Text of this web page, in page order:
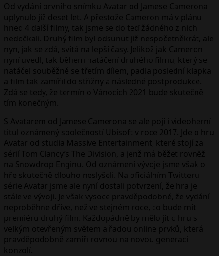
Od vydání prvního snímku Avatar od Jamese Camerona
uplynulo již deset let. A přestože Cameron má v plánu
hned 4 další filmy, tak jsme se do teď žádného z nich
nedočkali. Druhý film byl odsunut již nespočetněkrát, ale
nyn, jak se zdá, svítá na lepší časy. Jelikož jak Cameron
nyní uvedl, tak během natáčení druhého filmu, který se
natáčel souběžně se třetím dílem, padla poslední klapka
a film tak zamířil do střižny a následné postprodukce.
Zdá se tedy, že termín o Vánocích 2021 bude skutečně
tím konečným.
S Avatarem od Jamese Camerona se ale pojí i videoherní
titul oznámený společností Ubisoft v roce 2017. Jde o hru
Avatar od studia Massive Entertainment, které stojí za
sérií Tom Clancy’s The Division, a jenž má běžet rovněž
na Snowdrop Enginu. Od oznámení vývoje jsme však o
hře skutečně dlouho neslyšeli. Na oficiálním Twitteru
série Avatar jsme ale nyní dostali potvrzení, že hra je
stále ve vývoji. Je však vysoce pravděpodobné, že vydání
neproběhne dříve, než ve stejném roce, co bude mít
premiéru druhý film. Každopádně by mělo jít o hru s
velkým otevřeným světem a řadou online prvků, která
pravděpodobně zamíří rovnou na novou generaci
konzolí.